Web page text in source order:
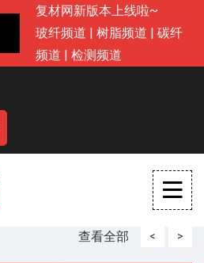
复材网新版本上线啦~
玻纤频道 | 树脂频道 | 碳纤
频道 | 检测频道
查看全部 < >